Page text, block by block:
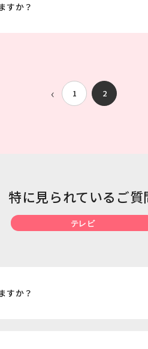
すか？
‹ 1 2
特に見られているご質
テレビ
すか？